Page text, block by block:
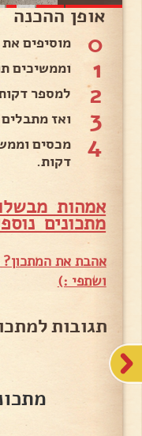
אופן ההכנה
0 מוסיפים
1 וממשיכים
2 למספר
3 ואז
4
מכסים
דקות.
אמהות
מתכונים
אהבת את
ושתפי :)
תגובות